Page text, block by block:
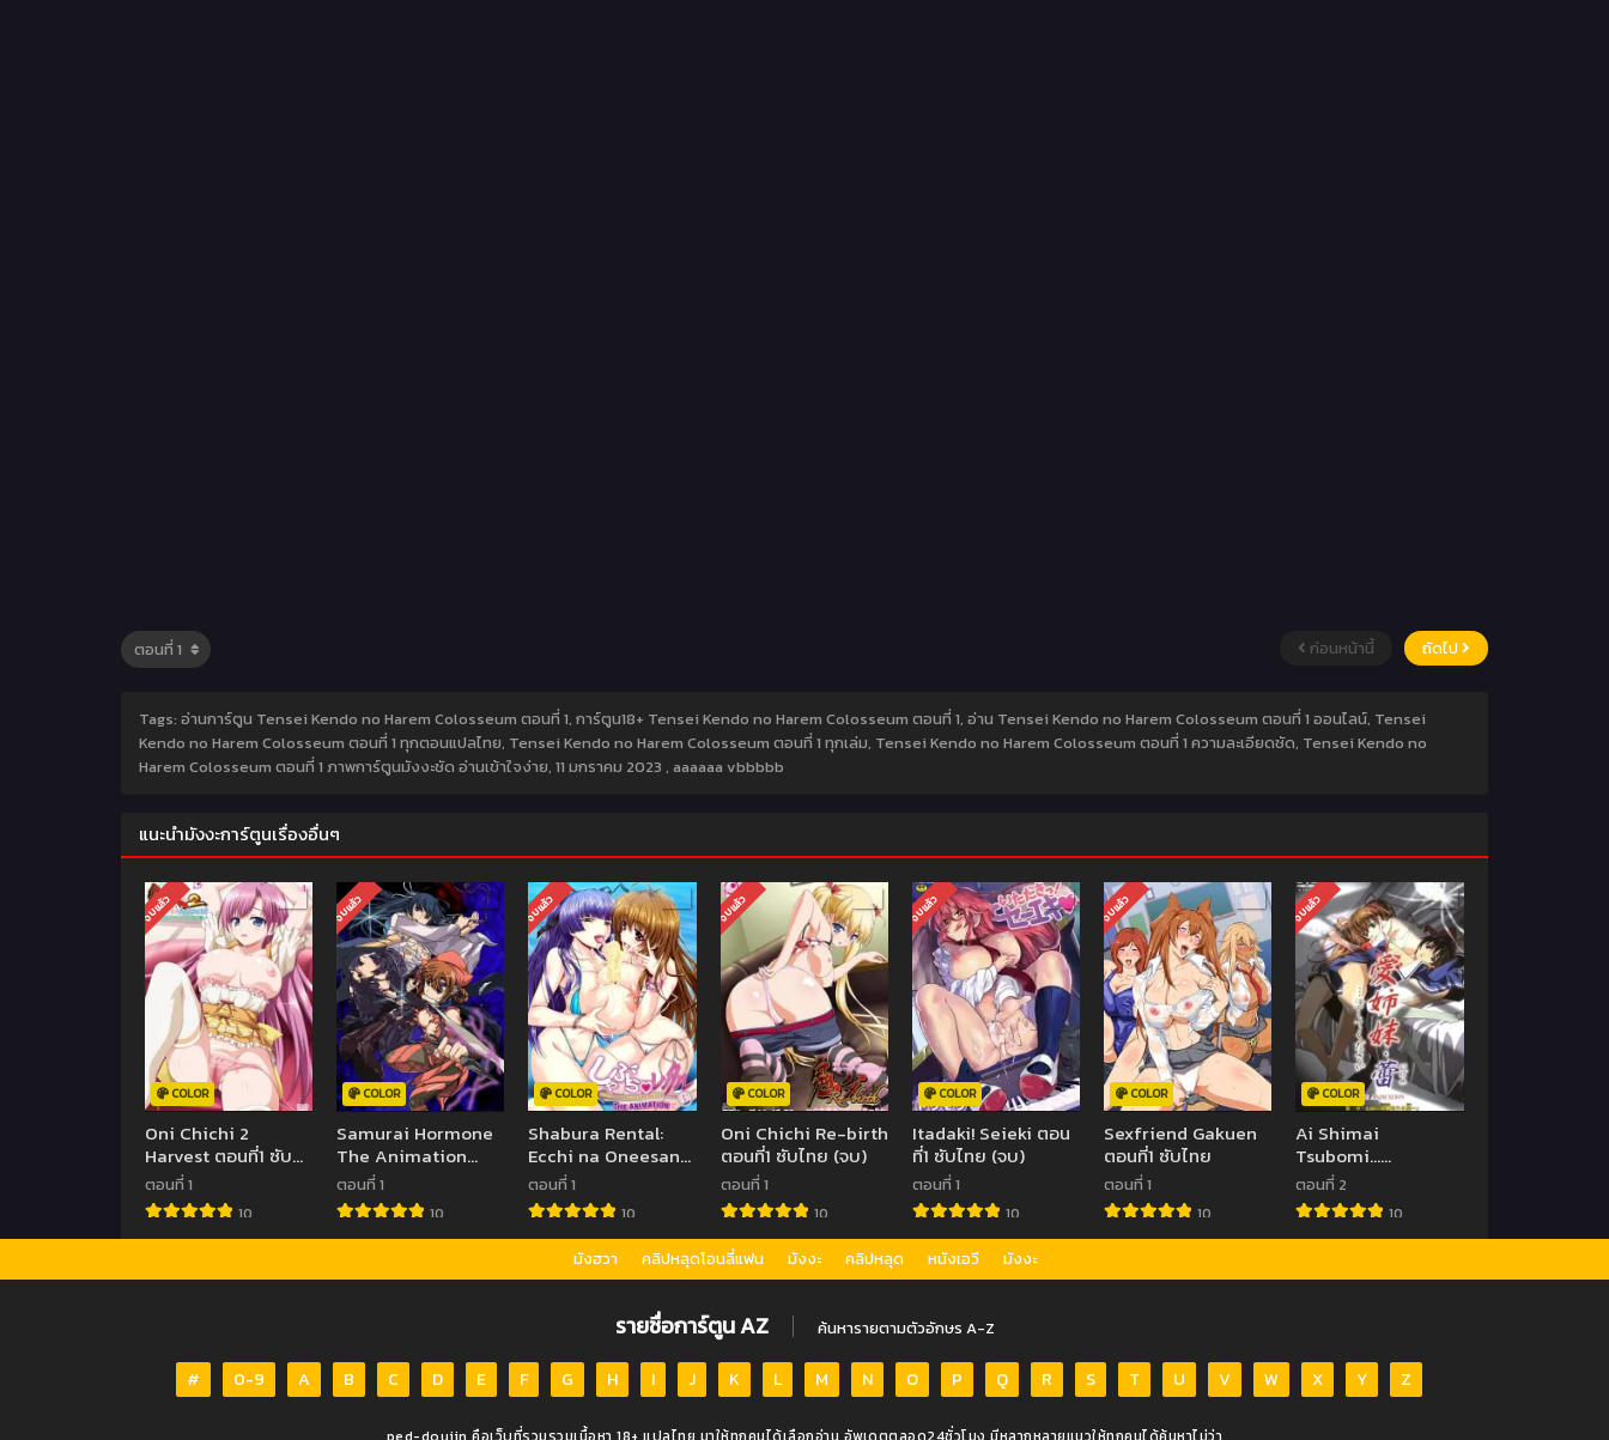
ก่อนหน้านี้ ถัดไป
Tags: อ่านการ์ตูน Tensei Kendo no Harem Colosseum ตอนที่ 1, การ์ตูน18+ Tensei Kendo no Harem Colosseum ตอนที่ 1, อ่าน Tensei Kendo no Harem Colosseum ตอนที่ 1 ออนไลน์, Tensei
Kendo no Harem Colosseum ตอนที่ 1 ทุกตอนแปลไทย, Tensei Kendo no Harem Colosseum ตอนที่ 1 ทุกเล่ม, Tensei Kendo no Harem Colosseum ตอนที่ 1 ความละเอียดชัด, Tensei Kendo no
Harem Colosseum ตอนที่ 1 ภาพการ์ตูนมังงะชัด อ่านเข้าใจง่าย, 11 มกราคม 2023 , aaaaaa vbbbbb
แนะนำมังงะการ์ตูนเรื่องอื่นๆ
จบแล้ว
COLOR
Oni Chichi 2
Harvest ตอนที่1 ซับ
ไทย (จบ)
ตอนที่ 1
10
จบแล้ว
COLOR
Samurai Hormone
The Animation
ตอนที่1 ซับไทย (จบ)
ตอนที่ 1
10
จบแล้ว
COLOR
Shabura Rental:
Ecchi na Oneesan
to no Eroero Rental
Obenkyou The
Animation ตอนที่ 1
ซับไทย (จบ)
ตอนที่ 1
10
จบแล้ว
COLOR
Oni Chichi Re-birth
ตอนที่1 ซับไทย (จบ)
ตอนที่ 1
10
จบแล้ว
COLOR
Itadaki! Seieki ตอน
ที่1 ซับไทย (จบ)
ตอนที่ 1
10
จบแล้ว
COLOR
Sexfriend Gakuen
ตอนที่1 ซับไทย
ตอนที่ 1
10
จบแล้ว
COLOR
Ai Shimai
Tsubomi…
Kegashite Kudasai
ตอนที่ 1-2 ซับไทย
(จบ)
ตอนที่ 2
10
มังฮวา คลิปหลุดโอนลี่แฟน มังงะ คลิปหลุด หนังเอวี มังงะ
รายชื่อการ์ตูน AZ ค้นหารายตามตัวอักษร A-Z
# 0-9 A B C D E F G H I J K L M N O P Q R S T U V W X Y Z